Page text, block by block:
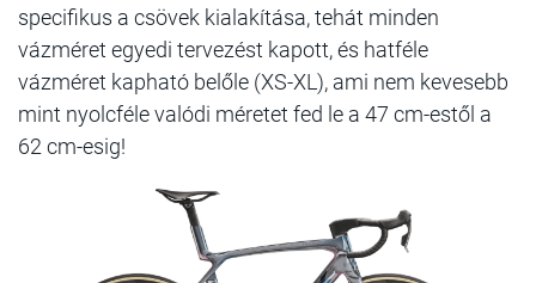
specifikus a csövek kialakítása, tehát minden
vázméret egyedi tervezést kapott, és hatféle
vázméret kapható belőle (XS-XL), ami nem kevesebb
mint nyolcféle valódi méretet fed le a 47 cm-estől a
62 cm-esig!